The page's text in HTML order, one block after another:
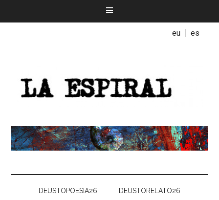
eu es
DEUSTOPOESIA26 DEUSTORELATO26